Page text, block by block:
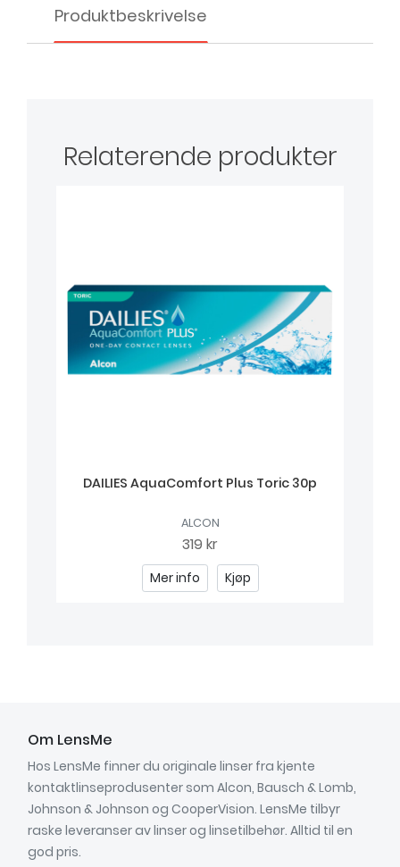
Produktbeskrivelse
Relaterende produkter
DAILIES AquaComfort Plus Toric 30p
ALCON
319 kr
Mer info Kjøp
Om LensMe
Hos LensMe finner du originale linser fra kjente
kontaktlinseprodusenter som Alcon, Bausch & Lomb,
Johnson & Johnson og CooperVision. LensMe tilbyr
raske leveranser av linser og linsetilbehør. Alltid til en
god pris.